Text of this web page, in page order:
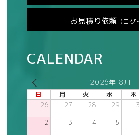
お見積り依頼 （ログ
CALENDAR
2026年 8月
日 月 火 水 木
26 27 28 29
2 3 4 5